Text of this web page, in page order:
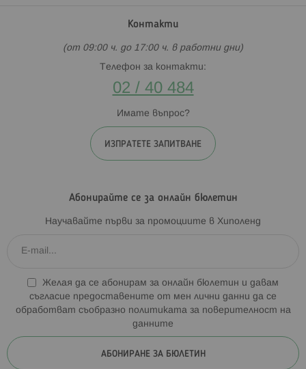
Контакти
(от 09:00 ч. до 17:00 ч. в работни дни)
Телефон за контакти:
02 / 40 484
Имате въпрос?
ИЗПРАТЕТЕ ЗАПИТВАНЕ
Абонирайте се за онлайн бюлетин
Научавайте първи за промоциите в Хиполенд
Желая да се абонирам за онлайн бюлетин и давам
съгласие предоставените от мен лични данни да се
обработват съобразно политиката за поверителност на
данните
АБОНИРАНЕ ЗА БЮЛЕТИН